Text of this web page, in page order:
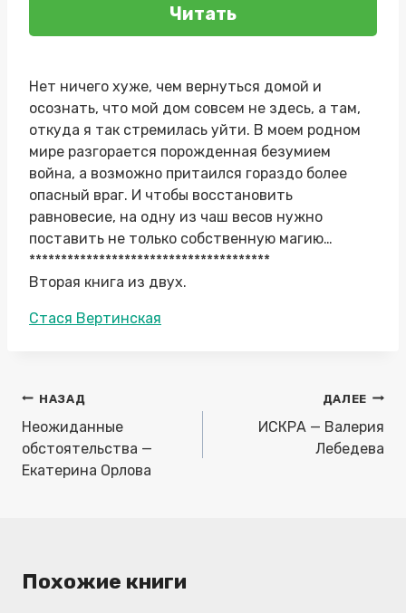
Читать
Нет ничего хуже, чем вернуться домой и
осознать, что мой дом совсем не здесь, а там,
откуда я так стремилась уйти. В моем родном
мире разгорается порожденная безумием
война, а возможно притаился гораздо более
опасный враг. И чтобы восстановить
равновесие, на одну из чаш весов нужно
поставить не только собственную магию…
**************************************
Вторая книга из двух.
Метки
Стася Вертинская
Навигация
по
записям
НАЗАД
Неожиданные
обстоятельства —
Екатерина Орлова
ДАЛЕЕ
ИСКРА — Валерия
Лебедева
Похожие книги